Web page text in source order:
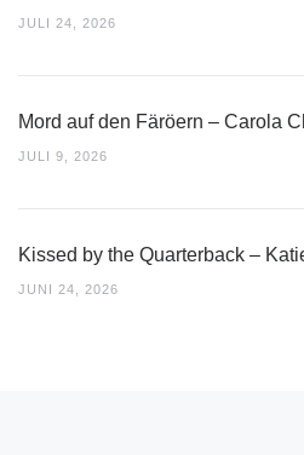
JULI 24, 2026
Mord auf den Färöern – Carola
JULI 9, 2026
Kissed by the Quarterback –
JUNI 24, 2026